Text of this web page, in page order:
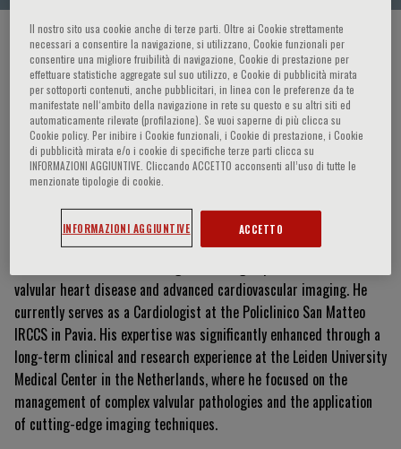
HOME PAGE / CORSI ED EVENTI / RELATORE
Federico Fortuni
Curriculum Vitae
valvular heart disease and advanced cardiovascular imaging. He
currently serves as a Cardiologist at the Policlinico San Matteo
IRCCS in Pavia. His expertise was significantly enhanced through a
long-term clinical and research experience at the Leiden University
Medical Center in the Netherlands, where he focused on the
management of complex valvular pathologies and the application
of cutting-edge imaging techniques.
Il nostro sito usa cookie anche di terze parti. Oltre ai Cookie strettamente
necessari a consentire la navigazione, si utilizzano, Cookie funzionali per
consentire una migliore fruibilità di navigazione, Cookie di prestazione per
effettuare statistiche aggregate sul suo utilizzo, e Cookie di pubblicità mirata
per sottoporti contenuti, anche pubblicitari, in linea con le preferenze da te
manifestate nell‘ambito della navigazione in rete su questo e su altri siti ed
automaticamente rilevate (profilazione). Se vuoi saperne di più clicca su
Cookie policy. Per inibire i Cookie funzionali, i Cookie di prestazione, i Cookie
di pubblicità mirata e/o i cookie di specifiche terze parti clicca su
INFORMAZIONI AGGIUNTIVE. Cliccando ACCETTO acconsenti all’uso di tutte le
menzionate tipologie di cookie.
INFORMAZIONI AGGIUNTIVE ACCETTO